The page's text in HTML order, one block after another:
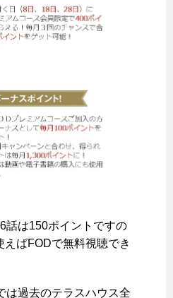
話は150ポイントですの
ばFODで無料視聴でき
は過去のテラスハウス全